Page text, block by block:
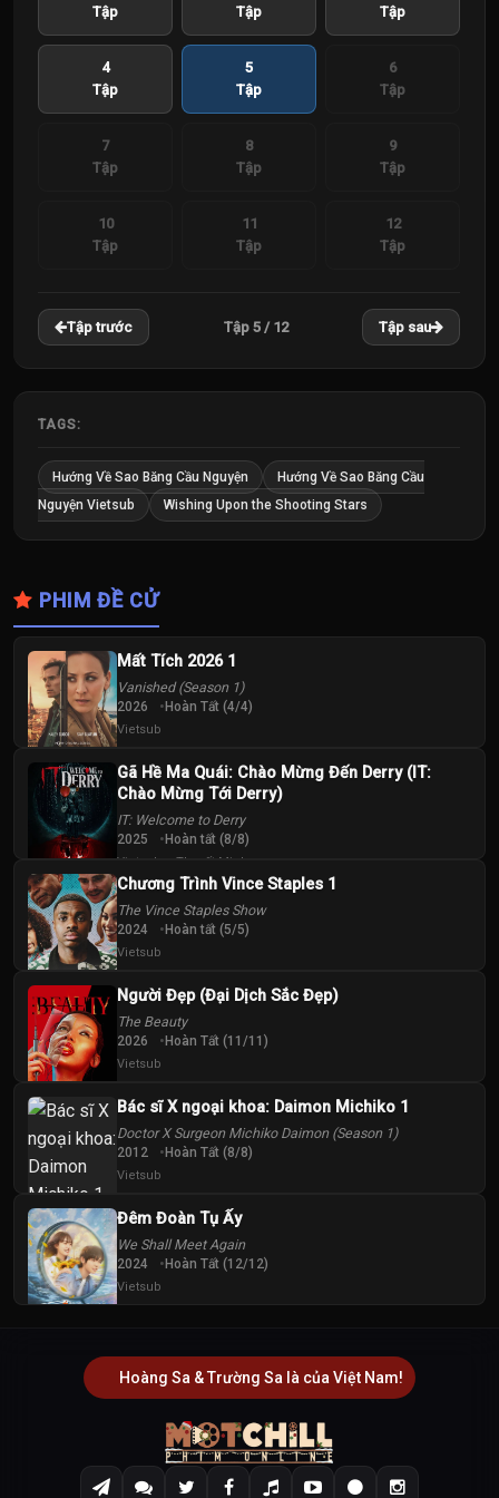
Tập
Tập
Tập
4
Tập
5
Tập
6
Tập
7
Tập
8
Tập
9
Tập
10
Tập
11
Tập
12
Tập
Tập trước Tập 5 / 12 Tập sau
TAGS:
Hướng Về Sao Băng Cầu Nguyện
Hướng Về Sao Băng Cầu
Nguyện Vietsub
Wishing Upon the Shooting Stars
PHIM ĐỀ CỬ
Mất Tích 2026 1
Vanished (Season 1)
2026 Hoàn Tất (4/4)
Vietsub
Gã Hề Ma Quái: Chào Mừng Đến Derry (IT:
Chào Mừng Tới Derry)
IT: Welcome to Derry
2025 Hoàn tất (8/8)
Vietsub + Thuyết Minh
Chương Trình Vince Staples 1
The Vince Staples Show
2024 Hoàn tất (5/5)
Vietsub
Người Đẹp (Đại Dịch Sắc Đẹp)
The Beauty
2026 Hoàn Tất (11/11)
Vietsub
Bác sĩ X ngoại khoa: Daimon Michiko 1
Doctor X Surgeon Michiko Daimon (Season 1)
2012 Hoàn Tất (8/8)
Vietsub
Đêm Đoàn Tụ Ấy
We Shall Meet Again
2024 Hoàn Tất (12/12)
Vietsub
Hoàng Sa & Trường Sa là của Việt Nam!